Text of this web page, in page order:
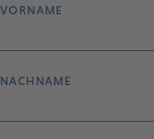
VORNAME
NACHNAME